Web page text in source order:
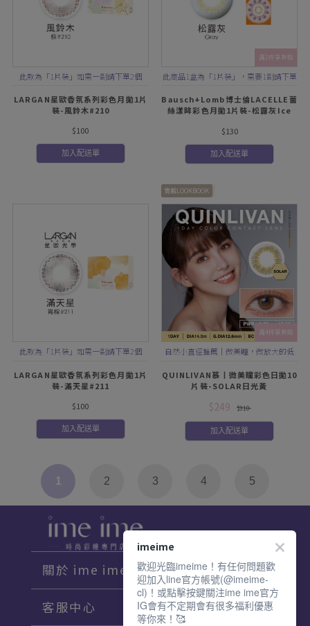
此款為「1片裝」如需一副請下單2個
LARGAN星歐香氛系列彩色月拋1片
裝-風鈴木#210
$100
加入配送單
滿2件享折扣
此商品1盒為「1片裝」，需要1副請下單
2盒
Bausch+Lomb博士倫LACELLE蕾
絲漾眸彩色月拋1片裝-松露灰Ice
$130
加入配送單
此款為「1片裝」如需一副請下單2個
LARGAN星歐香氛系列彩色月拋1片
裝-滿天星#211
$100
加入配送單
滿4件享折扣
實戴LOOKBOOK
自然小直徑推薦｜微美瞳，微放大的低
調質感
QUINLIVAN慕丨微美瞳彩色日拋10
片裝-SOLAR日光黃
$249 $310
加入配送單
1 2 3 4 5
關於 ime ime
客服中心
imeime
歡迎光臨imeime！有任何問題歡
迎加入line官方帳號(@imeime-
cl)！或點擊按鍵關注ime ime官方
IG會有不定期會有很多福利優惠
等你來！🥰